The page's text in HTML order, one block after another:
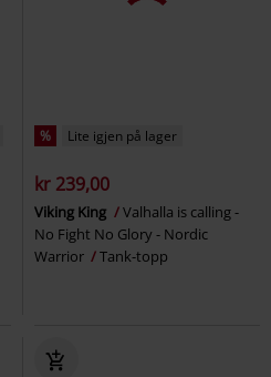
% Lite igjen på lager
kr 239,00
Viking King
Valhalla is calling -
No Fight No Glory - Nordic
Warrior
Tank-topp